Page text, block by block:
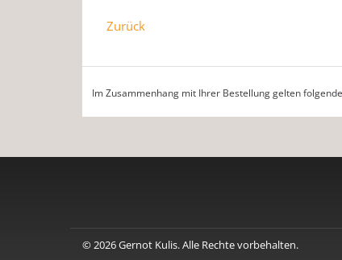
Zurück
Im Zusammenhang mit Ihrer Bestellung gelten folgende
© 2026 Gernot Kulis. Alle Rechte vorbehalten.